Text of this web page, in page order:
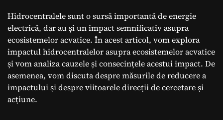
Hidrocentralele sunt o sursă importantă de energie
electrică, dar au și un impact semnificativ asupra
ecosistemelor acvatice. În acest articol, vom explora
impactul hidrocentralelor asupra ecosistemelor acvatice
și vom analiza cauzele și consecințele acestui impact. De
asemenea, vom discuta despre măsurile de reducere a
impactului și despre viitoarele direcții de cercetare și
acțiune.